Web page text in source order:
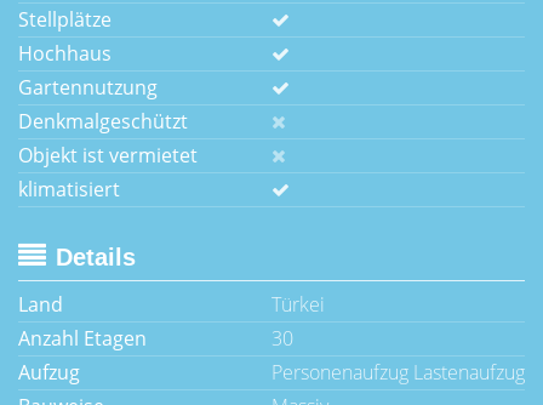
Stellplätze
Hochhaus
Gartennutzung
Denkmalgeschützt
Objekt ist vermietet
klimatisiert
Details
Land
Türkei
Anzahl Etagen
30
Aufzug
Personenaufzug Lastenaufzug